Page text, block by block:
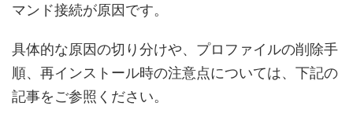
マンド接続が原因です。
具体的な原因の切り分けや、プロファイルの削除手
順、再インストール時の注意点については、下記の
記事をご参照ください。